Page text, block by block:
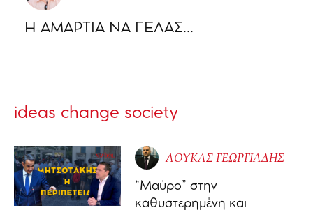
Η ΑΜΑΡΤΙΑ ΝΑ ΓΕΛΑΣ…
ideas change society
ΛΟΥΚΑΣ ΓΕΩΡΓΙΑΔΗΣ
“Μαύρο” στην
καθυστερημένη και